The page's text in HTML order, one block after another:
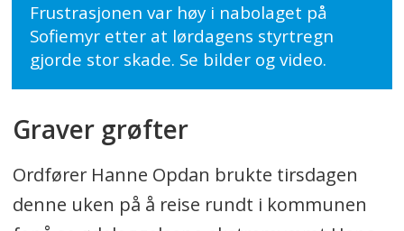
Frustrasjonen var høy i nabolaget på
Sofiemyr etter at lørdagens styrtregn
gjorde stor skade. Se bilder og video.
Graver grøfter
Ordfører Hanne Opdan brukte tirsdagen
denne uken på å reise rundt i kommunen